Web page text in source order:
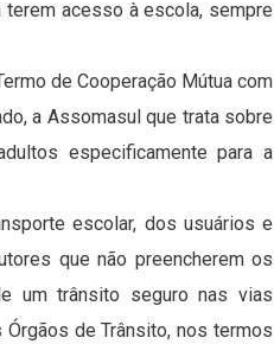
acesso à escola, sempre
de Cooperação Mútua com
a Assomasul que trata sobre
especificamente para a
escolar, dos usuários e
que não preencherem os
um trânsito seguro nas vias
de Trânsito, nos termos